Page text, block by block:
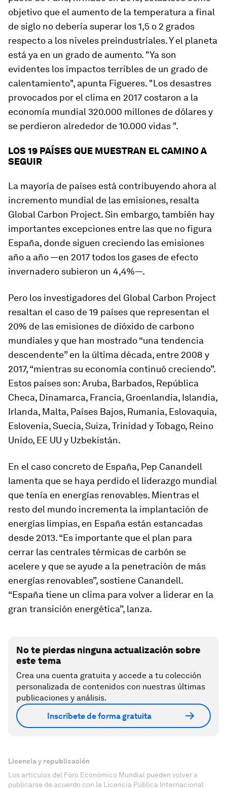
objetivo que el aumento de la temperatura a final
de siglo no debería superar los 1,5 o 2 grados
respecto a los niveles preindustriales. Y el planeta
está ya en un grado de aumento. "Ya son
evidentes los impactos terribles de un grado de
calentamiento", apunta Figueres. "Los desastres
provocados por el clima en 2017 costaron a la
economía mundial 320.000 millones de dólares y
se perdieron alrededor de 10.000 vidas ".
LOS 19 PAÍSES QUE MUESTRAN EL CAMINO A
SEGUIR
La mayoría de países está contribuyendo ahora al
incremento mundial de las emisiones, resalta
Global Carbon Project. Sin embargo, también hay
importantes excepciones entre las que no figura
España, donde siguen creciendo las emisiones
año a año —en 2017 todos los gases de efecto
invernadero subieron un 4,4%—.
Pero los investigadores del Global Carbon Project
resaltan el caso de 19 países que representan el
20% de las emisiones de dióxido de carbono
mundiales y que han mostrado “una tendencia
descendente” en la última década, entre 2008 y
2017, “mientras su economía continuó creciendo”.
Estos países son: Aruba, Barbados, República
Checa, Dinamarca, Francia, Groenlandia, Islandia,
Irlanda, Malta, Países Bajos, Rumania, Eslovaquia,
Eslovenia, Suecia, Suiza, Trinidad y Tobago, Reino
Unido, EE UU y Uzbekistán.
En el caso concreto de España, Pep Canandell
lamenta que se haya perdido el liderazgo mundial
que tenía en energías renovables. Mientras el
resto del mundo incrementa la implantación de
energías limpias, en España están estancadas
desde 2013. “Es importante que el plan para
cerrar las centrales térmicas de carbón se
acelere y que se ayude a la penetración de más
energías renovables”, sostiene Canandell.
“España tiene un clima para volver a liderar en la
gran transición energética”, lanza.
No te pierdas ninguna actualización sobre
este tema
Crea una cuenta gratuita y accede a tu colección
personalizada de contenidos con nuestras últimas
publicaciones y análisis.
Inscríbete de forma gratuita
Licencia y republicación
Los artículos del Foro Económico Mundial pueden volver a
publicarse de acuerdo con la Licencia Pública Internacional